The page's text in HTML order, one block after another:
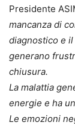
Presidente
mancanza di
diagnostico e
generano
chiusura.
La malattia
energie e ha
Le emozioni